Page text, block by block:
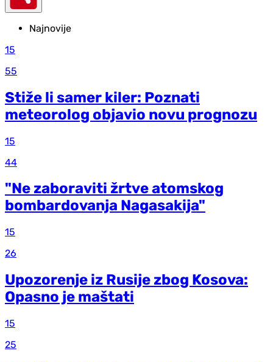
Najnovije
15
55
Stiže li samer kiler: Poznati
meteorolog objavio novu prognozu
15
44
"Ne zaboraviti žrtve atomskog
bombardovanja Nagasakija"
15
26
Upozorenje iz Rusije zbog Kosova:
Opasno je maštati
15
25